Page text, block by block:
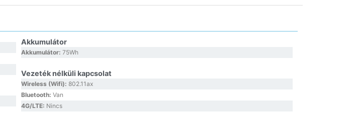
Akkumulátor
Akkumulátor: 75Wh
Vezeték nélküli kapcsolat
Wireless (Wifi): 802.11ax
Bluetooth: Van
4G/LTE: Nincs